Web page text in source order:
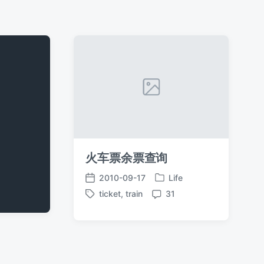
火车票余票查询
发
布
2010-09-17
发
布
Life
标
ticket,train
评
31